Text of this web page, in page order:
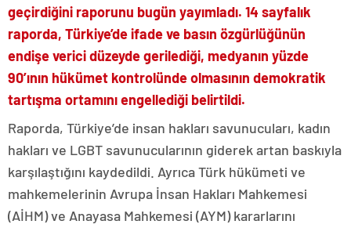
geçirdiğini raporunu bugün yayımladı. 14 sayfalık
raporda, Türkiye’de ifade ve basın özgürlüğünün
endişe verici düzeyde gerilediği, medyanın yüzde
90’ının hükümet kontrolünde olmasının demokratik
tartışma ortamını engellediği belirtildi.
Raporda, Türkiye’de insan hakları savunucuları, kadın
hakları ve LGBT savunucularının giderek artan baskıyla
karşılaştığını kaydedildi. Ayrıca Türk hükümeti ve
mahkemelerinin Avrupa İnsan Hakları Mahkemesi
(AİHM) ve Anayasa Mahkemesi (AYM) kararlarını